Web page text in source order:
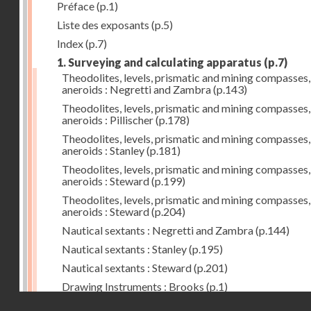
Préface(p.1)
Liste des exposants (p.5)
Index(p.7)
1. Surveying and calculating apparatus (p.7)
Theodolites, levels, prismatic and mining compasses,
aneroids : Negretti and Zambra(p.143)
Theodolites, levels, prismatic and mining compasses,
aneroids : Pillischer(p.178)
Theodolites, levels, prismatic and mining compasses,
aneroids : Stanley(p.181)
Theodolites, levels, prismatic and mining compasses,
aneroids : Steward(p.199)
Theodolites, levels, prismatic and mining compasses,
aneroids : Steward(p.204)
Nautical sextants : Negretti and Zambra(p.144)
Nautical sextants : Stanley(p.195)
Nautical sextants : Steward(p.201)
Drawing Instruments : Brooks (p.1)